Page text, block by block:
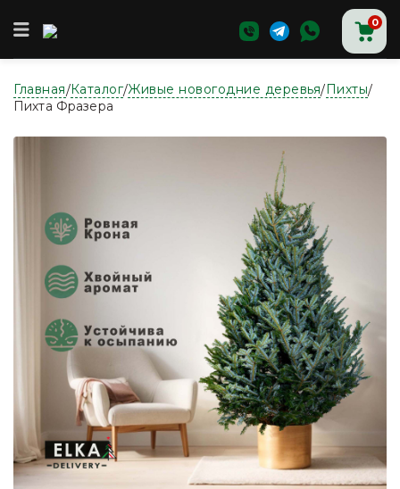
0
Главная
Магазин
Контакты
Аксессуары для новогодних ёлок
Ёлки
Ёлки в горшке
Живые новогодние деревья
Пихты
Подарочные ёлочки
Главная/Каталог/Живые новогодние деревья/Пихты/
Пихта Фразера